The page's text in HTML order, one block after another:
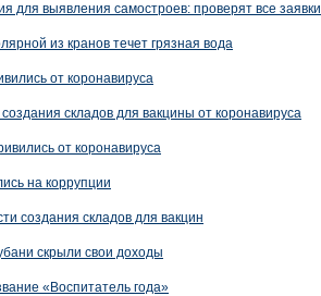
для выявления самостроев: проверят все заявки
из кранов течет грязная вода
от коронавируса
складов для вакцины от коронавируса
от коронавируса
на коррупции
создания складов для вакцин
скрыли свои доходы
«Воспитатель года»